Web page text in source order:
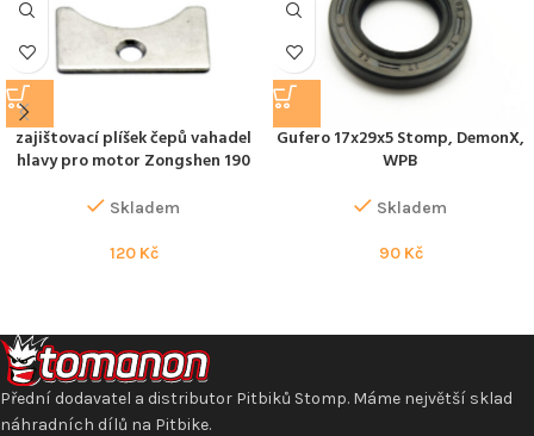
zajištovací plíšek čepů vahadel
hlavy pro motor Zongshen 190
Skladem
120 Kč
Gufero 17x29x5 Stomp, DemonX,
WPB
Skladem
90 Kč
Přední dodavatel a distributor Pitbiků Stomp. Máme největší sklad
náhradních dílů na Pitbike.